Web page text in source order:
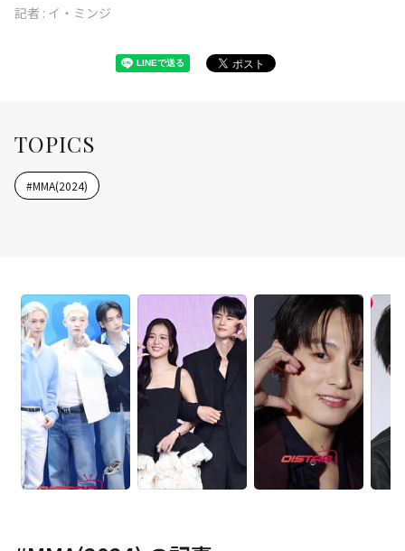
記者 : イ・ミンジ
TOPICS
#MMA(2024)